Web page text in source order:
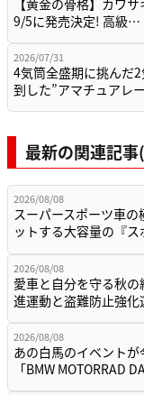
【黄金の骨格】カワ
9/5に発売決定! 高級…
2026/07/31
4気筒全盛期に挑んだ
到した”アマチュアレ
最新の関連記
2026/08/08
スーパースポーツ車の
ットする大容量の『
2026/08/08
愛車と自分を守る秋
進運動と盗難防止強
2026/08/08
あの白馬のイベントが
「BMW MOTORRAD